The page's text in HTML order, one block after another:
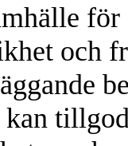
för
och
kan